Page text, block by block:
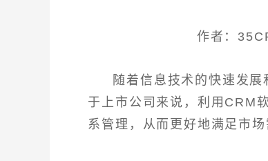
作者：
随着信息技术的快速发
于上市公司来说，利用CRM
系管理，从而更好地满足市